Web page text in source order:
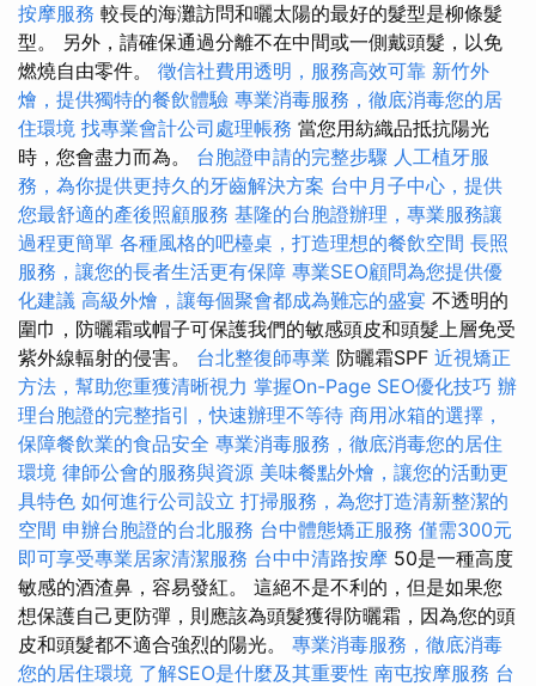
按摩服務 較長的海灘訪問和曬太陽的最好的髮型是柳條髮
型。 另外，請確保通過分離不在中間或一側戴頭髮，以免
燃燒自由零件。 徵信社費用透明，服務高效可靠 新竹外
燴，提供獨特的餐飲體驗 專業消毒服務，徹底消毒您的居
住環境 找專業會計公司處理帳務 當您用紡織品抵抗陽光
時，您會盡力而為。 台胞證申請的完整步驟 人工植牙服
務，為你提供更持久的牙齒解決方案 台中月子中心，提供
您最舒適的產後照顧服務 基隆的台胞證辦理，專業服務讓
過程更簡單 各種風格的吧檯桌，打造理想的餐飲空間 長照
服務，讓您的長者生活更有保障 專業SEO顧問為您提供優
化建議 高級外燴，讓每個聚會都成為難忘的盛宴 不透明的
圍巾，防曬霜或帽子可保護我們的敏感頭皮和頭髮上層免受
紫外線輻射的侵害。 台北整復師專業 防曬霜SPF 近視矯正
方法，幫助您重獲清晰視力 掌握On-Page SEO優化技巧 辦
理台胞證的完整指引，快速辦理不等待 商用冰箱的選擇，
保障餐飲業的食品安全 專業消毒服務，徹底消毒您的居住
環境 律師公會的服務與資源 美味餐點外燴，讓您的活動更
具特色 如何進行公司設立 打掃服務，為您打造清新整潔的
空間 申辦台胞證的台北服務 台中體態矯正服務 僅需300元
即可享受專業居家清潔服務 台中中清路按摩 50是一種高度
敏感的酒渣鼻，容易發紅。 這絕不是不利的，但是如果您
想保護自己更防彈，則應該為頭髮獲得防曬霜，因為您的頭
皮和頭髮都不適合強烈的陽光。 專業消毒服務，徹底消毒
您的居住環境 了解SEO是什麼及其重要性 南屯按摩服務 台